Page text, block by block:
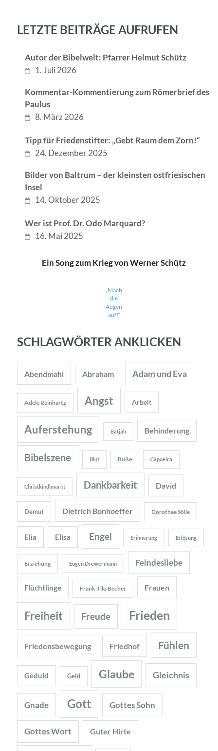
LETZTE BEITRÄGE AUFRUFEN
Autor der Bibelwelt: Pfarrer Helmut Schütz
1. Juli 2026
Kommentar-Kommentierung zum Römerbrief des
Paulus
8. März 2026
Tipp für Friedenstifter: „Gebt Raum dem Zorn!“
24. Dezember 2025
Bilder von Baltrum – der kleinsten ostfriesischen
Insel
14. Oktober 2025
Wer ist Prof. Dr. Odo Marquard?
16. Mai 2025
Ein Song zum Krieg von Werner Schütz
„Mach
die
Augen
auf!“
SCHLAGWÖRTER ANKLICKEN
Abendmahl Abraham Adam und Eva
Adele Reinhartz Angst Arbeit
Auferstehung Batjah Behinderung
Bibelszene Blut Buße Capoeira
Christkindlmarkt Dankbarkeit David
Demut Dietrich Bonhoeffer Dorothee Sölle
Elia Elisa Engel Erinnerung Erlösung
Erziehung Eugen Drewermann Feindesliebe
Flüchtlinge Frank-Tilo Becher Frauen
Freiheit Freude Frieden
Friedensbewegung Friedhof Fühlen
Geduld Geld Glaube Gleichnis
Gnade Gott Gottes Sohn
Gottes Wort Guter Hirte